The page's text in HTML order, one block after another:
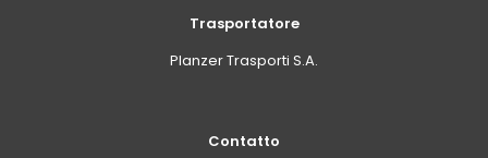
Trasportatore
Planzer Trasporti S.A.
Contatto